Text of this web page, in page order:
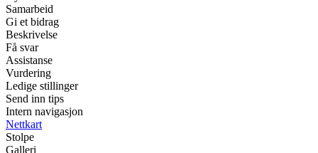
Samarbeid
Gi et bidrag
Beskrivelse
Få svar
Assistanse
Vurdering
Ledige stillinger
Send inn tips
Intern navigasjon
Nettkart
Stolpe
Galleri